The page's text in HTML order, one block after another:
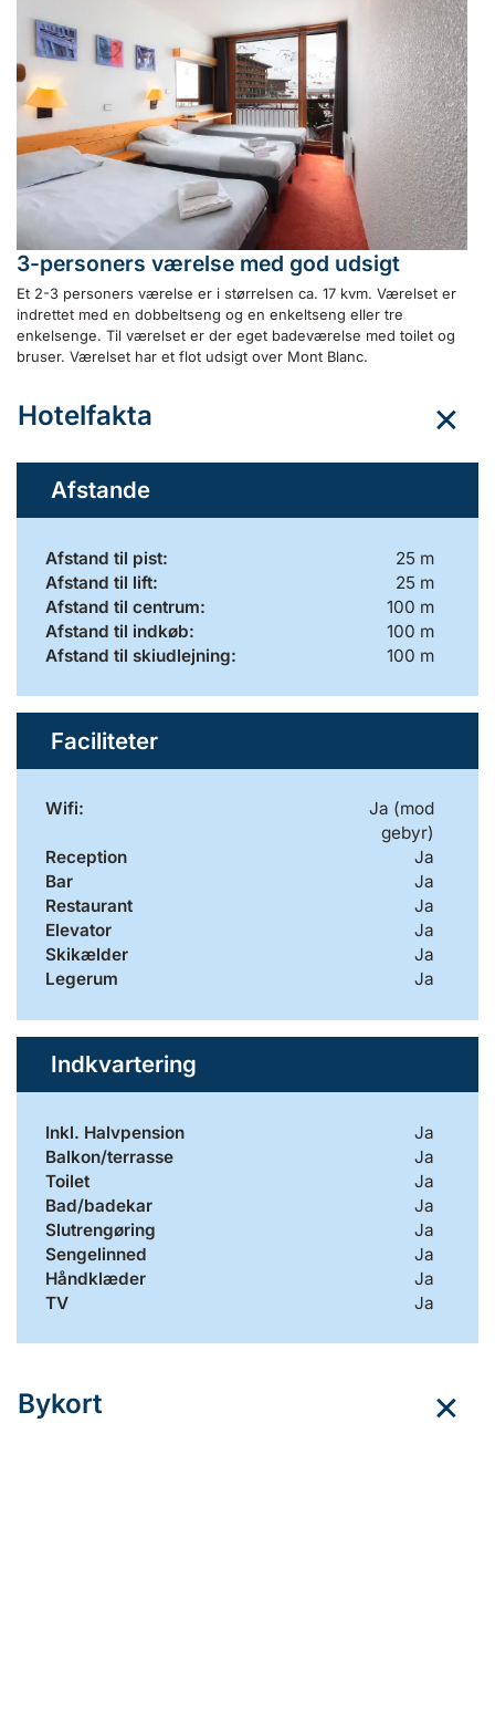
3-personers værelse med god udsigt
Et 2-3 personers værelse er i størrelsen ca. 17 kvm. Værelset er
indrettet med en dobbeltseng og en enkeltseng eller tre
enkelsenge. Til værelset er der eget badeværelse med toilet og
bruser. Værelset har et flot udsigt over Mont Blanc.
Hotelfakta
Afstande
Afstand til pist:
25 m
Afstand til lift:
25 m
Afstand til centrum:
100 m
Afstand til indkøb:
100 m
Afstand til skiudlejning:
100 m
Faciliteter
Wifi:
Ja (mod
gebyr)
Reception
Ja
Bar
Ja
Restaurant
Ja
Elevator
Ja
Skikælder
Ja
Legerum
Ja
Indkvartering
Inkl. Halvpension
Ja
Balkon/terrasse
Ja
Toilet
Ja
Bad/badekar
Ja
Slutrengøring
Ja
Sengelinned
Ja
Håndklæder
Ja
TV
Ja
Bykort